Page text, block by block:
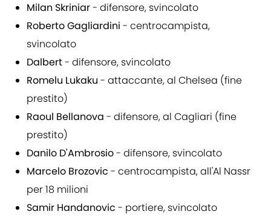
Milan Skriniar- difensore, svincolato
Roberto Gagliardini - centrocampista,
svincolato
Dalbert- difensore, svincolato
Romelu Lukaku - attaccante, al Chelsea (fine
prestito)
Raoul Bellanova - difensore, al Cagliari (fine
prestito)
Danilo D'Ambrosio- difensore, svincolato
Marcelo Brozovic - centrocampista, all'Al Nassr
per 18 milioni
Samir Handanovic - portiere, svincolato